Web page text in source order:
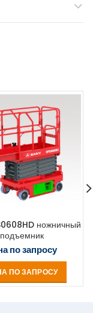
ножничный
подъемник
по запросу
ПО ЗАПРОСУ